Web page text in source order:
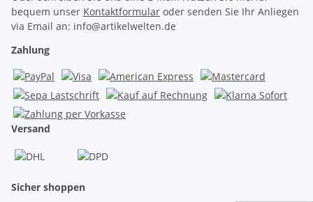
bequem unser Kontaktformular oder senden Sie Ihr Anliegen
via Email an: info@artikelwelten.de
Zahlung
Versand
Sicher shoppen